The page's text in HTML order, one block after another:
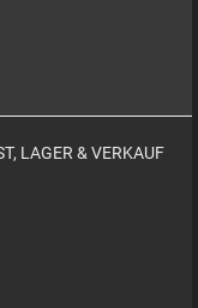
LAGER & VERKAUF